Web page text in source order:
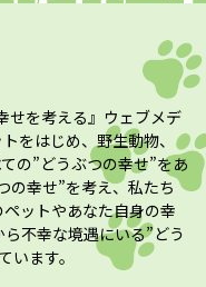
せを考える』ウェブメデ
をはじめ、野生動物、
の”どうぶつの幸せ”をあ
の幸せ”を考え、私たち
ットやあなた自身の幸
不幸な境遇にいる”どう
ます。